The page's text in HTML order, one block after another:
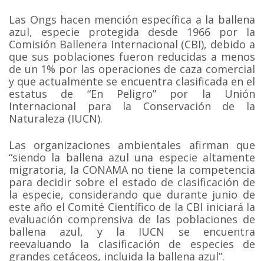
Las Ongs hacen mención específica a la ballena
azul, especie protegida desde 1966 por la
Comisión Ballenera Internacional (CBI), debido a
que sus poblaciones fueron reducidas a menos
de un 1% por las operaciones de caza comercial
y que actualmente se encuentra clasificada en el
estatus de “En Peligro” por la Unión
Internacional para la Conservación de la
Naturaleza (IUCN).
Las organizaciones ambientales afirman que
“siendo la ballena azul una especie altamente
migratoria, la CONAMA no tiene la competencia
para decidir sobre el estado de clasificación de
la especie, considerando que durante junio de
este año el Comité Científico de la CBI iniciará la
evaluación comprensiva de las poblaciones de
ballena azul, y la IUCN se encuentra
reevaluando la clasificación de especies de
grandes cetáceos, incluida la ballena azul”.